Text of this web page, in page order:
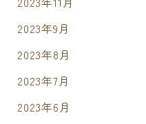
2023年9月
2023年8月
2023年7月
2023年6月